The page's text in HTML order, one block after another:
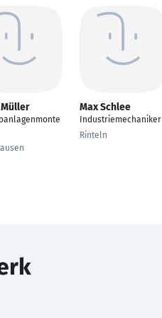
Max Schlee
Industriemechaniker
Rinteln